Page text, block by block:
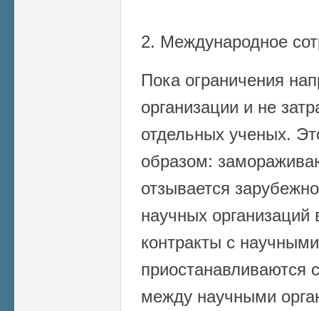
2. Международное
Пока ограничения
организации и не
отдельных ученых.
образом:
отзывается
научных
контракты с
приостанавливаются
между научными